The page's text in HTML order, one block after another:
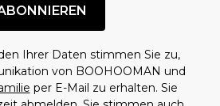
Ihrer Daten stimmen Sie zu,
von BOOHOOMAN und
per E-Mail zu erhalten. Sie